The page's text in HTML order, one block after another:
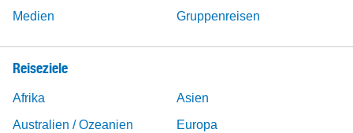
Medien
Gruppenreisen
Reiseziele
Afrika
Asien
Australien / Ozeanien
Europa